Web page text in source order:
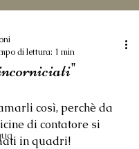
di lettura: 1 min
così, perchè da
di contatore si
in quadri!